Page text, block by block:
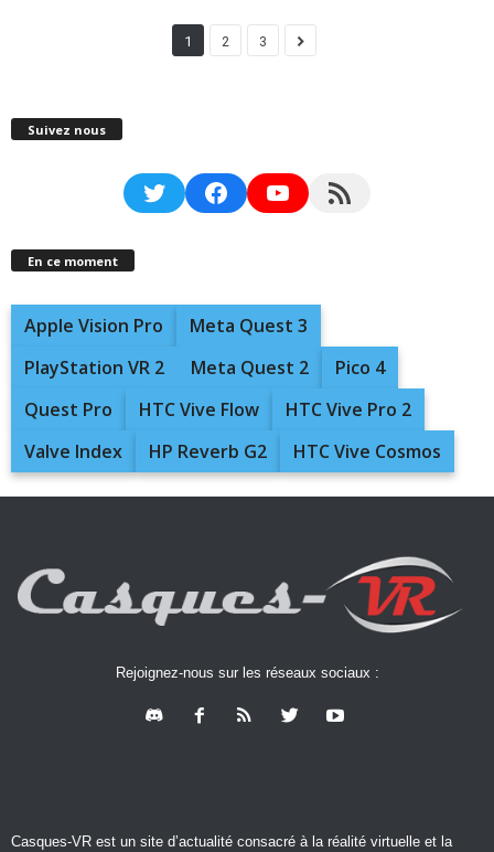
1 2 3
Suivez nous
TwitterFacebookYouTubeRSS Feed
En ce moment
Apple Vision Pro
Meta Quest 3
PlayStation VR 2
Meta Quest 2
Pico 4
Quest Pro
HTC Vive Flow
HTC Vive Pro 2
Valve Index
HP Reverb G2 HTC Vive Cosmos
Rejoignez-nous sur les réseaux sociaux :
Casques-VR est un site d’actualité consacré à la réalité virtuelle et la